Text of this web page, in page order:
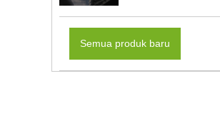
Semua produk baru